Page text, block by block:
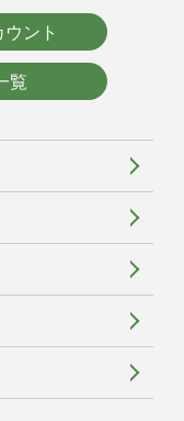
ント
覧